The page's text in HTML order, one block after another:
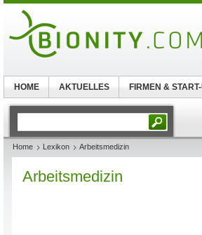
Home Lexikon Arbeitsmedizin
Arbeitsmedizin
HOME AKTUELLES FIRMEN &